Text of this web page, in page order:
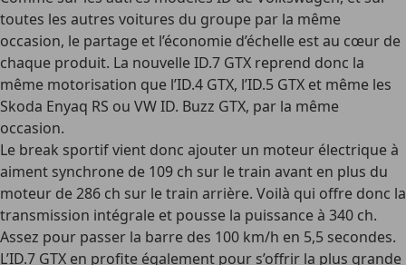
toutes les autres voitures du groupe par la même
occasion, le partage et l’économie d’échelle est au cœur de
chaque produit. La nouvelle ID.7 GTX reprend donc la
même motorisation que l’ID.4 GTX, l’ID.5 GTX et même les
Skoda Enyaq RS ou VW ID. Buzz GTX, par la même
occasion.
Le break sportif vient donc ajouter un moteur électrique à
aiment synchrone de 109 ch sur le train avant en plus du
moteur de 286 ch sur le train arrière. Voilà qui offre donc la
transmission intégrale et pousse la puissance à 340 ch.
Assez pour passer la barre des 100 km/h en 5,5 secondes.
L’ID.7 GTX en profite également pour s’offrir la plus grande